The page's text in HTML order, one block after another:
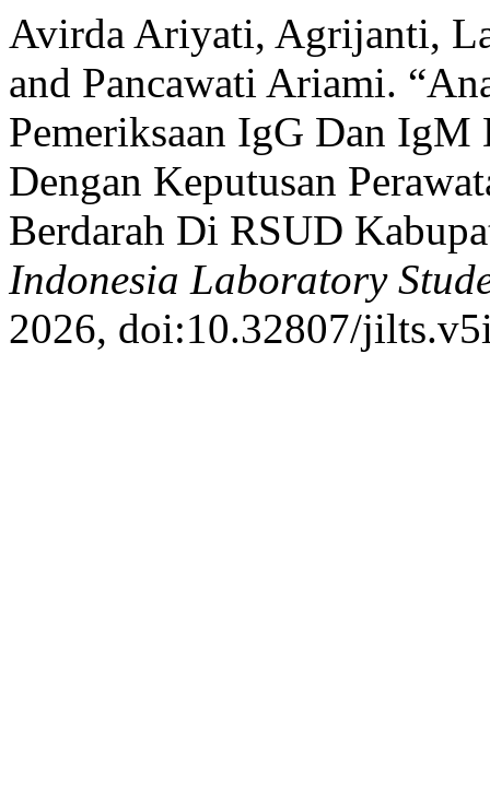
Avirda Ariyati, Agrijanti,
and Pancawati Ariami.
Pemeriksaan IgG Dan
Dengan Keputusan
Berdarah Di RSUD
Indonesia Laboratory
2026, doi:10.32807/